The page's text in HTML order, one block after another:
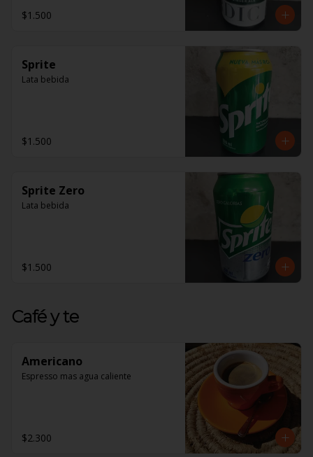
$1.500
Sprite
Lata bebida
$1.500
Sprite Zero
Lata bebida
$1.500
Café y te
Americano
Espresso mas agua caliente
$2.300